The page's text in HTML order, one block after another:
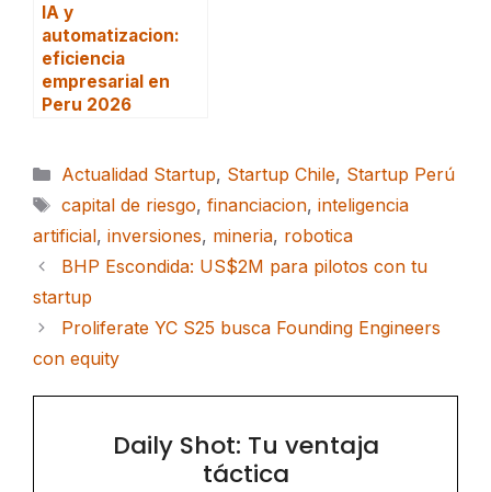
IA y
automatizacion:
eficiencia
empresarial en
Peru 2026
Categorías
Actualidad Startup, Startup Chile, Startup Perú
Etiquetas
capital de riesgo, financiacion, inteligencia
artificial, inversiones, mineria, robotica
BHP Escondida: US$2M para pilotos con tu
startup
Proliferate YC S25 busca Founding Engineers
con equity
Daily Shot: Tu ventaja
táctica